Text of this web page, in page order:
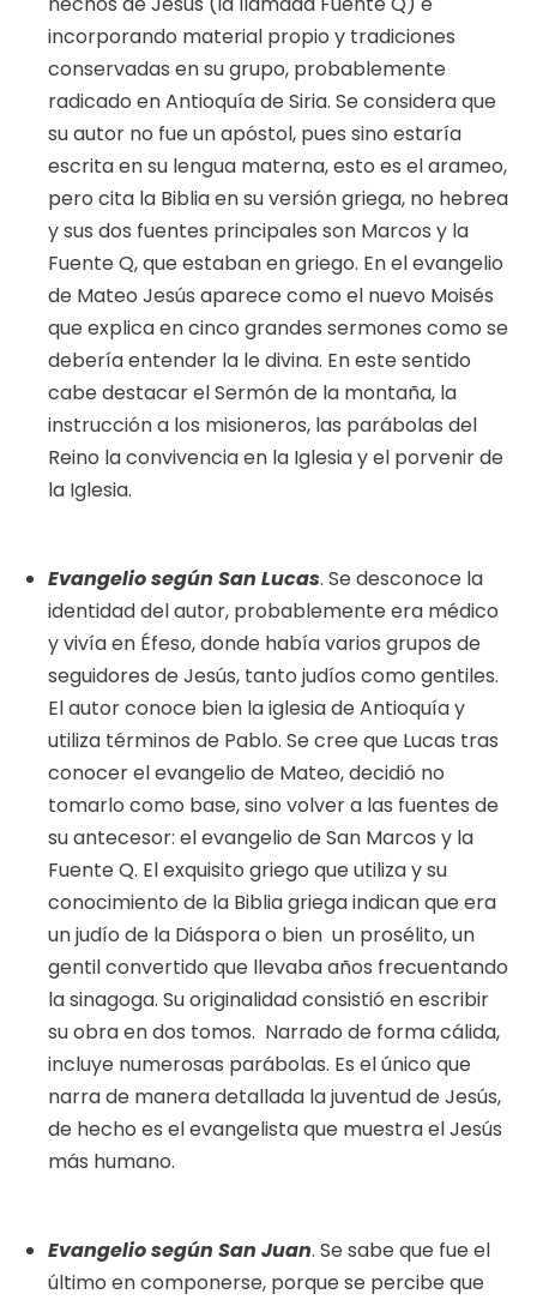
incorporando material propio y tradiciones
conservadas en su grupo, probablemente
radicado en Antioquía de Siria. Se considera que
su autor no fue un apóstol, pues sino estaría
escrita en su lengua materna, esto es el arameo,
pero cita la Biblia en su versión griega, no hebrea
y sus dos fuentes principales son Marcos y la
Fuente Q, que estaban en griego. En el evangelio
de Mateo Jesús aparece como el nuevo Moisés
que explica en cinco grandes sermones como se
debería entender la le divina. En este sentido
cabe destacar el Sermón de la montaña, la
instrucción a los misioneros, las parábolas del
Reino la convivencia en la Iglesia y el porvenir de
la Iglesia.
Evangelio según San Lucas. Se desconoce la
identidad del autor, probablemente era médico
y vivía en Éfeso, donde había varios grupos de
seguidores de Jesús, tanto judíos como gentiles.
El autor conoce bien la iglesia de Antioquía y
utiliza términos de Pablo. Se cree que Lucas tras
conocer el evangelio de Mateo, decidió no
tomarlo como base, sino volver a las fuentes de
su antecesor: el evangelio de San Marcos y la
Fuente Q. El exquisito griego que utiliza y su
conocimiento de la Biblia griega indican que era
un judío de la Diáspora o bien un prosélito, un
gentil convertido que llevaba años frecuentando
la sinagoga. Su originalidad consistió en escribir
su obra en dos tomos. Narrado de forma cálida,
incluye numerosas parábolas. Es el único que
narra de manera detallada la juventud de Jesús,
de hecho es el evangelista que muestra el Jesús
más humano.
Evangelio según San Juan. Se sabe que fue el
último en componerse, porque se percibe que